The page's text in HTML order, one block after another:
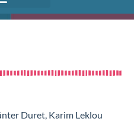
Duret, Karim Leklou